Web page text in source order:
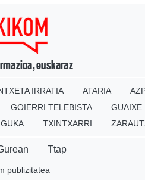
euskaraz
IRRATIA ATARIA
GOIERRI TELEBISTA
GUAIXE
TXINTXARRI
Ttap
publizitatea